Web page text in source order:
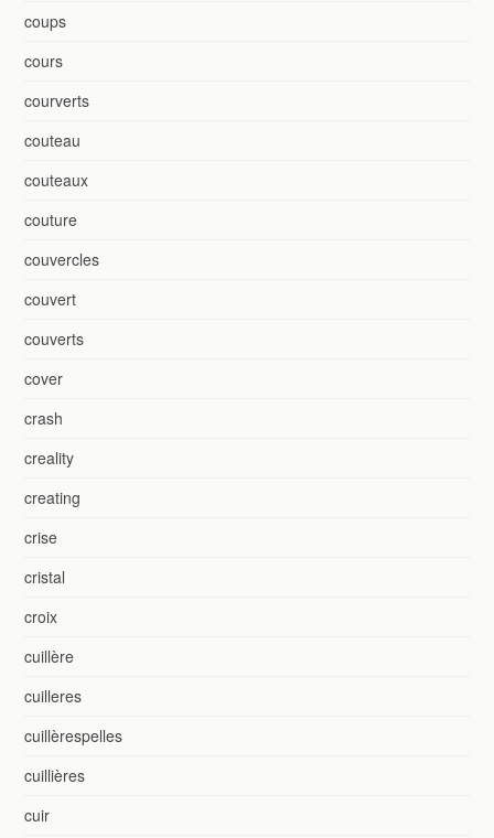
coups
cours
courverts
couteau
couteaux
couture
couvercles
couvert
couverts
cover
crash
creality
creating
crise
cristal
croix
cuillère
cuilleres
cuillèrespelles
cuillières
cuir